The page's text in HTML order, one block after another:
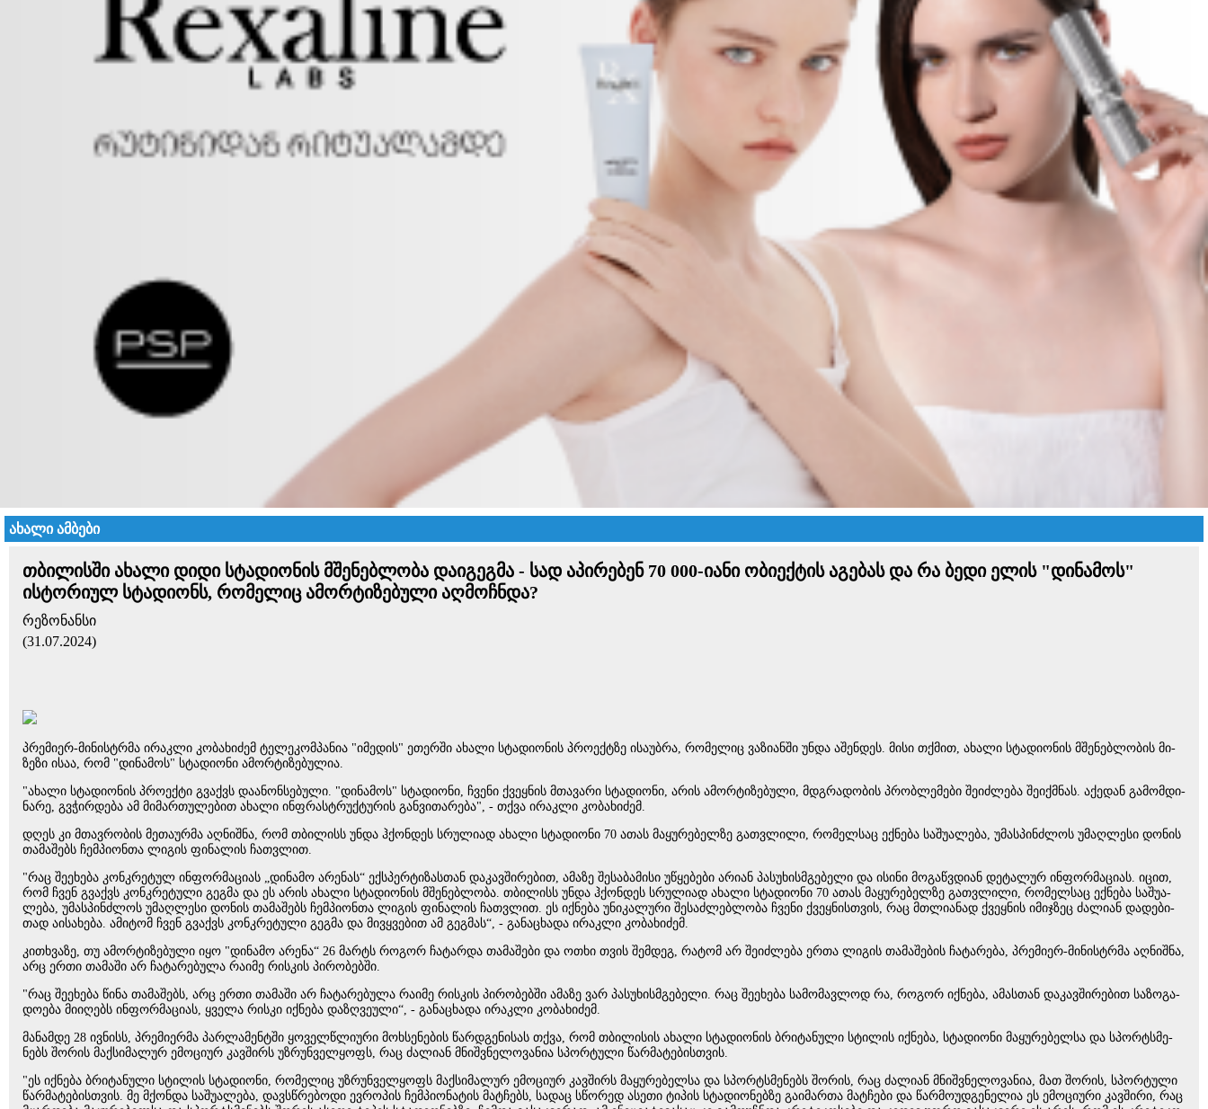
ახალი ამბები
თბილისში ახალი დიდი სტადიონის მშენებლობა დაიგეგმა - სად აპირებენ 70 000-იანი ობიექტის აგებას და რა ბედი ელის "დინამოს"
ისტორიულ სტადიონს, რომელიც ამორტიზებული აღმოჩნდა?
რეზონანსი
(31.07.2024)
პრე­მი­ერ-მი­ნის­ტრმა ირაკ­ლი კო­ბა­ხი­ძემ ტე­ლე­კომ­პა­ნია "იმე­დის" ეთერ­ში ახა­ლი სტა­დი­ო­ნის პრო­ექ­ტზე ისა­უბ­რა, რო­მე­ლიც ვა­ზი­ან­ში უნდა აშენ­დეს. მისი თქმით, ახა­ლი სტა­დი­ო­ნის მშე­ნებ­ლო­ბის მი­
ზე­ზი ისაა, რომ "დი­ნა­მოს" სტა­დი­ო­ნი ამორ­ტი­ზე­ბუ­ლია.
"ახა­ლი სტა­დი­ო­ნის პრო­ექ­ტი გვაქვს და­ა­ნონ­სე­ბუ­ლი. "დი­ნა­მოს" სტა­დი­ო­ნი, ჩვე­ნი ქვეყ­ნის მთა­ვა­რი სტა­დი­ო­ნი, არის ამორ­ტი­ზე­ბუ­ლი, მდგრა­დო­ბის პრობ­ლე­მე­ბი შე­იძ­ლე­ბა შე­იქ­მნას. აქე­დან გა­მომ­დი­
ნა­რე, გვჭირ­დე­ბა ამ მი­მარ­თუ­ლე­ბით ახა­ლი ინფრას­ტრუქ­ტუ­რის გან­ვი­თა­რე­ბა", - თქვა ირაკ­ლი კო­ბა­ხი­ძემ.
დღეს კი მთავ­რო­ბის მე­თა­ურ­მა აღ­ნიშ­ნა, რომ თბი­ლისს უნდა ჰქონ­დეს სრუ­ლი­ად ახა­ლი სტა­დი­ო­ნი 70 ათას მა­ყუ­რე­ბელ­ზე გათ­ვლი­ლი, რო­მელ­საც ექ­ნე­ბა სა­შუ­ა­ლე­ბა, უმას­პინ­ძლოს უმაღ­ლე­სი დო­ნის
თა­მა­შებს ჩემ­პი­ონ­თა ლი­გის ფი­ნა­ლის ჩათ­ვლით.
"რაც შე­ე­ხე­ბა კონ­კრე­ტულ ინ­ფორ­მა­ცი­ას „დი­ნა­მო არე­ნას“ ექ­სპერ­ტი­ზას­თან და­კავ­ში­რე­ბით, ამა­ზე შე­სა­ბა­მი­სი უწყე­ბე­ბი არი­ან პა­სუ­ხის­მგე­ბე­ლი და ისი­ნი მო­გაწ­ვდი­ან დე­ტა­ლურ ინ­ფორ­მა­ცი­ას. იცით,
რომ ჩვენ გვაქვს კონ­კრე­ტუ­ლი გეგ­მა და ეს არის ახა­ლი სტა­დი­ო­ნის მშე­ნებ­ლო­ბა. თბი­ლისს უნდა ჰქონ­დეს სრუ­ლი­ად ახა­ლი სტა­დი­ო­ნი 70 ათას მა­ყუ­რე­ბელ­ზე გათ­ვლი­ლი, რო­მელ­საც ექ­ნე­ბა სა­შუ­ა­
ლე­ბა, უმას­პინ­ძლოს უმაღ­ლე­სი დო­ნის თა­მა­შებს ჩემ­პი­ონ­თა ლი­გის ფი­ნა­ლის ჩათ­ვლით. ეს იქ­ნე­ბა უნი­კა­ლუ­რი შე­საძ­ლებ­ლო­ბა ჩვე­ნი ქვეყ­ნის­თვის, რაც მთლი­ა­ნად ქვეყ­ნის იმიჯ­ზეც ძა­ლი­ან და­დე­ბი­
თად აი­სა­ხე­ბა. ამი­ტომ ჩვენ გვაქვს კონ­კრე­ტუ­ლი გეგ­მა და მივ­ყვე­ბით ამ გეგ­მას“, - გა­ნა­ცხა­და ირაკ­ლი კო­ბა­ხი­ძემ.
კი­თხვა­ზე, თუ ამორ­ტი­ზე­ბუ­ლი იყო "დი­ნა­მო არე­ნა“ 26 მარტს რო­გორ ჩა­ტარ­და თა­მა­შე­ბი და ოთხი თვის შემ­დეგ, რა­ტომ არ შე­იძ­ლე­ბა ერთა ლი­გის თა­მა­შე­ბის ჩა­ტა­რე­ბა, პრე­მი­ერ-მი­ნის­ტრმა აღ­ნიშ­ნა,
არც ერთი თა­მა­ში არ ჩა­ტა­რე­ბუ­ლა რა­ი­მე რის­კის პი­რო­ბებ­ში.
"რაც შე­ე­ხე­ბა წინა თა­მა­შებს, არც ერთი თა­მა­ში არ ჩა­ტა­რე­ბუ­ლა რა­ი­მე რის­კის პი­რო­ბებ­ში ამა­ზე ვარ პა­სუ­ხის­მგე­ბე­ლი. რაც შე­ე­ხე­ბა სა­მო­მავ­ლოდ რა, რო­გორ იქ­ნე­ბა, ამას­თან და­კავ­ში­რე­ბით სა­ზო­გა­
დო­ე­ბა მი­ი­ღებს ინ­ფორ­მა­ცი­ას, ყვე­ლა რის­კი იქ­ნე­ბა და­ზღვე­უ­ლი“, - გა­ნა­ცხა­და ირაკ­ლი კო­ბა­ხი­ძემ.
მა­ნამ­დე 28 ივ­ნისს, პრე­მი­ერ­მა პარ­ლა­მენ­ტში ყო­ველ­წლი­უ­რი მოხ­სე­ნე­ბის წარ­დგე­ნი­სას თქვა, რომ თბი­ლი­სის ახა­ლი სტა­დი­ო­ნის ბრი­ტა­ნუ­ლი სტი­ლის იქ­ნე­ბა, სტა­დი­ო­ნი მა­ყუ­რე­ბელ­სა და სპორ­ტსმე­
ნებს შო­რის მაქ­სი­მა­ლურ ემო­ცი­ურ კავ­შირს უზ­რუნ­ველ­ყოფს, რაც ძა­ლი­ან მნიშ­ვნე­ლო­ვა­ნია სპორ­ტუ­ლი წარ­მა­ტე­ბის­თვის.
"ეს იქ­ნე­ბა ბრი­ტა­ნუ­ლი სტი­ლის სტა­დი­ო­ნი, რო­მე­ლიც უზ­რუნ­ველ­ყოფს მაქ­სი­მა­ლურ ემო­ცი­ურ კავ­შირს მა­ყუ­რე­ბელ­სა და სპორ­ტსმე­ნებს შო­რის, რაც ძა­ლი­ან მნიშ­ვნე­ლო­ვა­ნია, მათ შო­რის, სპორ­ტუ­ლი
წარ­მა­ტე­ბის­თვის. მე მქონ­და სა­შუ­ა­ლე­ბა, დავ­სწრე­ბო­დი ევ­რო­პის ჩემ­პი­ო­ნა­ტის მატ­ჩებს, სა­დაც სწო­რედ ასე­თი ტი­პის სტა­დი­ო­ნებ­ზე გა­ი­მარ­თა მატ­ჩე­ბი და წარ­მო­უდ­გე­ნე­ლია ეს ემო­ცი­უ­რი კავ­ში­რი, რაც